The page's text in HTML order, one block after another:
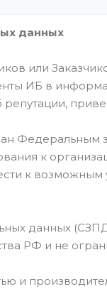
данных
или
ИБ в
к
к
данных
РФ и не
и